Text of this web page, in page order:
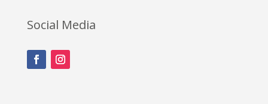
Social Media